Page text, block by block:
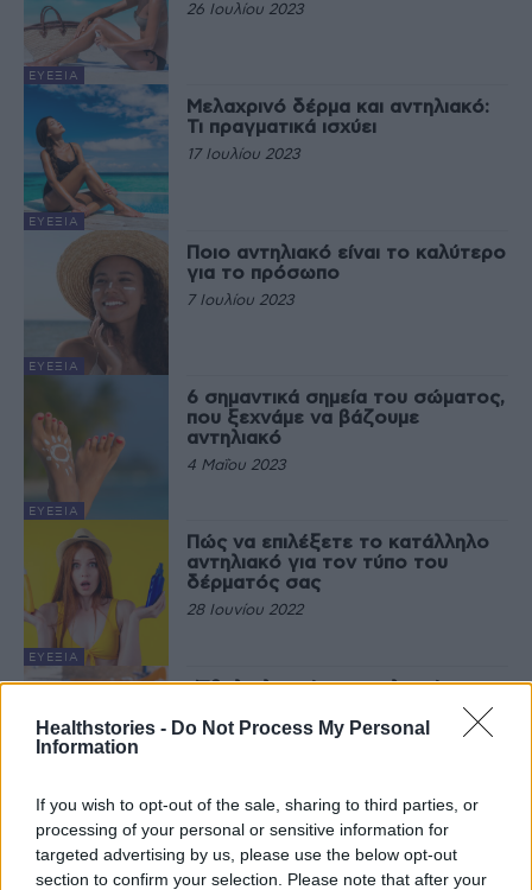
Healthstories - Do Not Process My Personal
Information
If you wish to opt-out of the sale, sharing to third parties, or
processing of your personal or sensitive information for
targeted advertising by us, please use the below opt-out
section to confirm your selection. Please note that after your
ΕΥΕΞΊΑ
26 Ιουλίου 2023
ΕΥΕΞΊΑ
Μελαχρινό δέρμα και αντηλιακό:
Τι πραγματικά ισχύει
17 Ιουλίου 2023
ΕΥΕΞΊΑ
Ποιο αντηλιακό είναι το καλύτερο
για το πρόσωπο
7 Ιουλίου 2023
ΕΥΕΞΊΑ
6 σημαντικά σημεία του σώματος,
που ξεχνάμε να βάζουμε
αντηλιακό
4 Μαΐου 2023
ΕΥΕΞΊΑ
Πώς να επιλέξετε το κατάλληλο
αντηλιακό για τον τύπο του
δέρματός σας
28 Ιουνίου 2022
ΙΣΤΟΡΊΕΣ ΥΓΕΊΑΣ
«Έβαλα ληγμένο αντηλιακό και
έπαθα σοβαρότατα εγκαύματα»:
Η συγκλονιστική ιστορία που
Πόσο αντηλιακό βάζουμε σε
πρόσωπο και σώμα, τι κάνουμε με
το μακιγιάζ και άλλες 4 sos